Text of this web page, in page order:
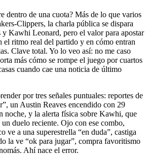
dentro de una cuota? Más de lo que varios
Clippers, la charla pública se dispara
y Kawhi Leonard, pero el valor para apostar
el ritmo real del partido y en cómo entran
Clave total. Yo lo veo así: no me caso
más cómo se rompe el juego por cuartos
cuando cae una noticia de último
por tres señales puntuales: reportes de
un Austin Reaves encendido con 29
noche, y la alerta física sobre Kawhi, que
duelo reciente. Ojo con ese combo,
ve a una superestrella “en duda”, castiga
la ve “ok para jugar”, compra favoritismo
Ahí nace el error.